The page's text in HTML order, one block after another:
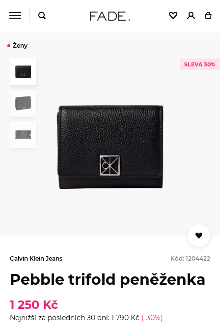
Ženy
SLEVA 30%
Calvin Klein Jeans Kód: 1204422
Pebble trifold peněženka
1 250 Kč
Nejnižší za posledních 30 dní: 1 790 Kč (-30%)